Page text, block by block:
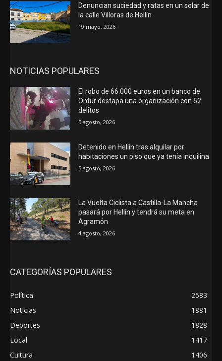
Denuncian suciedad y ratas en un solar de
la calle Villoras de Hellín
19 mayo, 2026
NOTICIAS POPULARES
El robo de 66.000 euros en un banco de
Ontur destapa una organización con 52
delitos
5 agosto, 2026
Detenido en Hellín tras alquilar por
habitaciones un piso que ya tenía inquilina
5 agosto, 2026
La Vuelta Ciclista a Castilla-La Mancha
pasará por Hellín y tendrá su meta en
Agramón
4 agosto, 2026
CATEGORÍAS POPULARES
Política
2583
Noticias
1881
Deportes
1828
Local
1417
Cultura
1406